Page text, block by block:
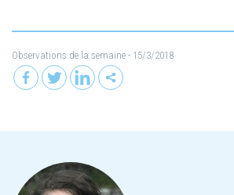
Observations de la semaine - 15/3/2018